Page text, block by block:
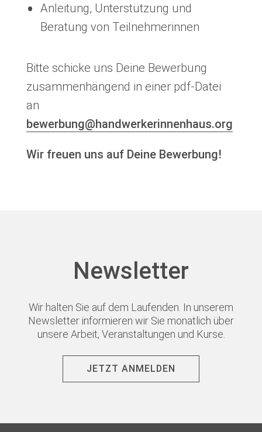
Anleitung, Unterstützung und
Beratung von Teilnehmerinnen
Bitte schicke uns Deine Bewerbung
zusammenhängend in einer pdf-Datei
an
bewerbung@handwerkerinnenhaus.org
Wir freuen uns auf Deine Bewerbung!
Newsletter
Wir halten Sie auf dem Laufenden. In unserem
Newsletter informieren wir Sie monatlich über
unsere Arbeit, Veranstaltungen und Kurse.
JETZT ANMELDEN